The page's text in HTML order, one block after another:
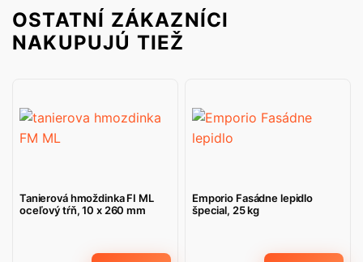
OSTATNÍ ZÁKAZNÍCI
NAKUPUJÚ TIEŽ
Tanierová hmoždinka FI ML
oceľový tŕň, 10 x 260 mm
Emporio Fasádne lepidlo
špecial, 25 kg